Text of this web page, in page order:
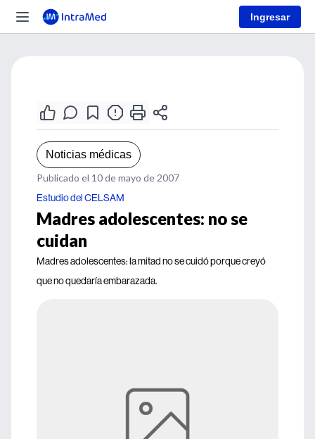
Ingresar
Noticias médicas
Publicado el 10 de mayo de 2007
Estudio del CELSAM
Madres adolescentes: no se
cuidan
Madres adolescentes: la mitad no se cuidó porque creyó
que no quedaría embarazada.